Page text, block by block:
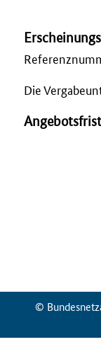
Die
Angebotsfrist
©